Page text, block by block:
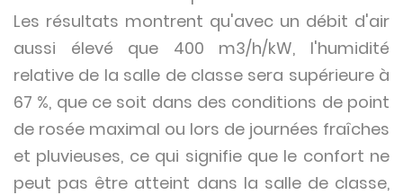
Les résultats montrent qu'avec un débit d'air
aussi élevé que 400 m3/h/kW, l'humidité
relative de la salle de classe sera supérieure à
67 %, que ce soit dans des conditions de point
de rosée maximal ou lors de journées fraîches
et pluvieuses, ce qui signifie que le confort ne
peut pas être atteint dans la salle de classe,